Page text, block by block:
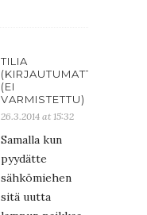
TILIA
(KIRJAUTUMATTA)
(EI
VARMISTETTU)
26.3.2014 at 15:32
Samalla kun
pyydätte
sähkömiehen
sitä uutta